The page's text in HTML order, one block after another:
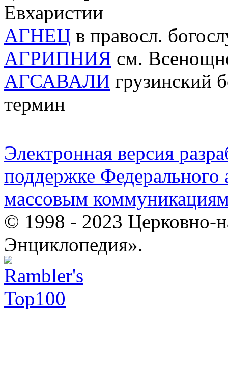
Евхаристии
АГНЕЦ в правосл.
АГРИПНИЯ см.
АГСАВАЛИ грузинский
термин
Электронная версия
поддержке Федерального
массовым
© 1998 - 2023 Церковно-
Энциклопедия».